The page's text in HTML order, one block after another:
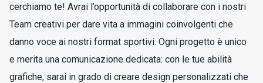
cerchiamo te! Avrai l’opportunità di collaborare con i nostri
Team creativi per dare vita a immagini coinvolgenti che
danno voce ai nostri format sportivi. Ogni progetto è unico
e merita una comunicazione dedicata: con le tue abilità
grafiche, sarai in grado di creare design personalizzati che